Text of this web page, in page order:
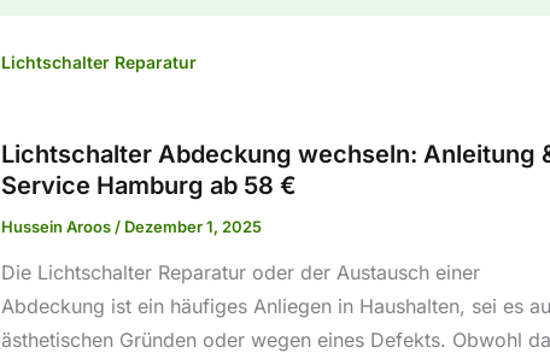
Lichtschalter Reparatur
Lichtschalter Abdeckung wechseln: Anleitung
Service Hamburg ab 58 €
Hussein Aroos / Dezember 1, 2025
Die Lichtschalter Reparatur oder der Austausch einer
Abdeckung ist ein häufiges Anliegen in Haushalten, sei es
ästhetischen Gründen oder wegen eines Defekts. Obwohl